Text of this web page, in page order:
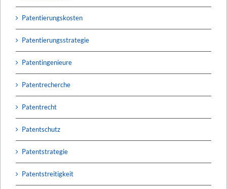
Patentierungskosten
Patentierungsstrategie
Patentingenieure
Patentrecherche
Patentrecht
Patentschutz
Patentstrategie
Patentstreitigkeit